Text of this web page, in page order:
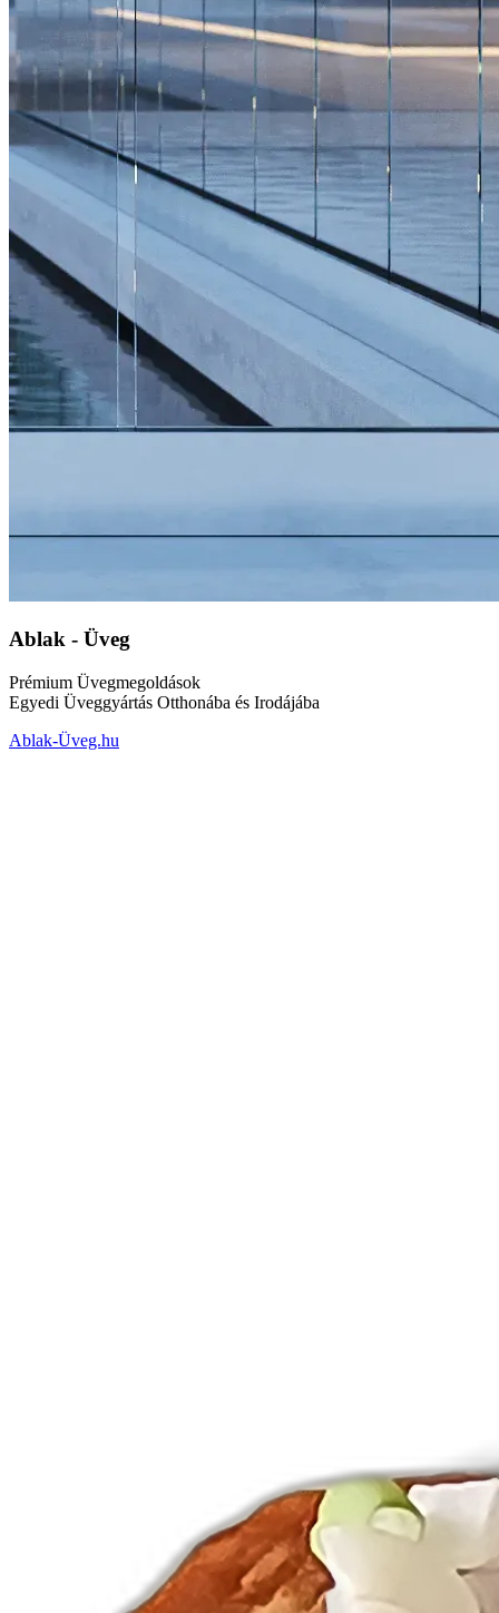
Ablak - Üveg
Prémium Üvegmegoldások
Egyedi Üveggyártás Otthonába és Irodájába
Ablak-Üveg.hu